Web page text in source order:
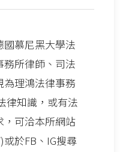
慕尼黑大學法
所律師、司法
理鴻法律事務
律知識，或有法
，可洽本所網站
於FB、IG搜尋